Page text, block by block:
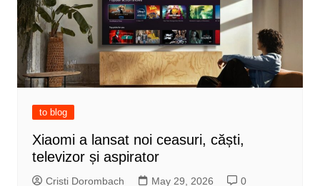
to blog
Xiaomi a lansat noi ceasuri, căști,
televizor și aspirator
Cristi Dorombach May 29, 2026 0